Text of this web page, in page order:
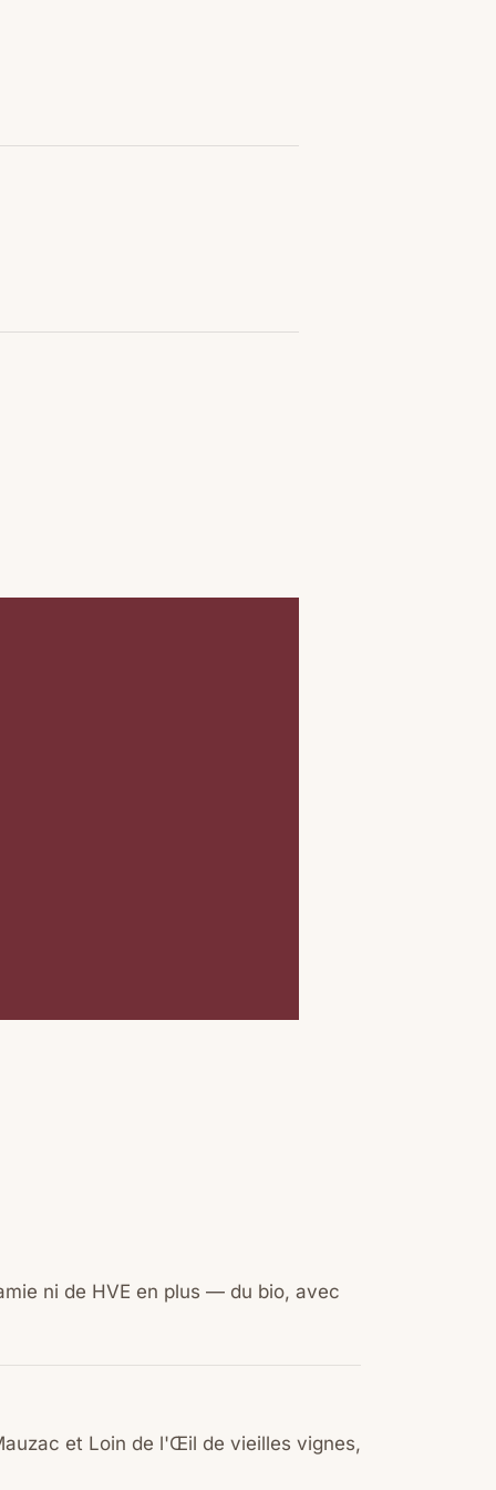
ni de HVE en plus — du bio, avec
et Loin de l'Œil de vieilles vignes,